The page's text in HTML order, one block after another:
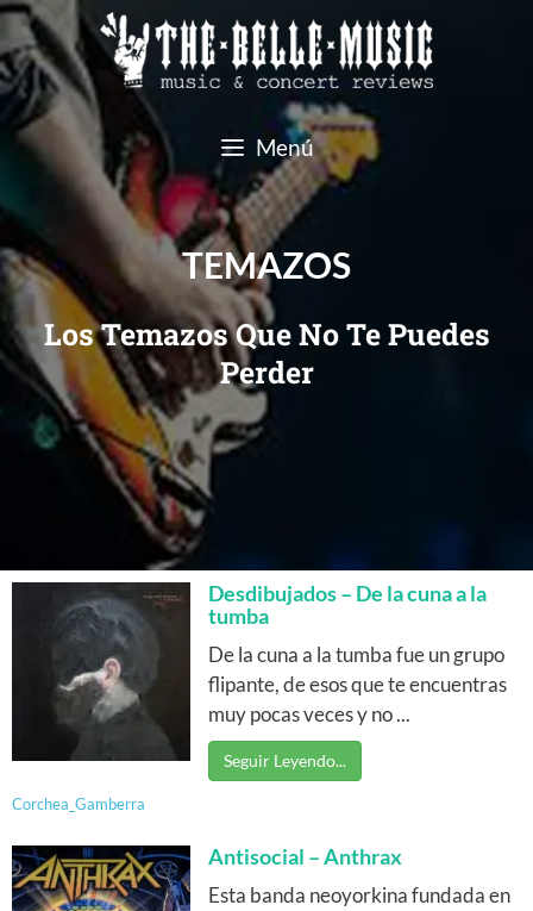
Menú
TEMAZOS
Los Temazos Que No Te Puedes
Perder
Desdibujados – De la cuna a la
tumba
De la cuna a la tumba fue un grupo
flipante, de esos que te encuentras
muy pocas veces y no ...
Seguir Leyendo...
Corchea_Gamberra
Antisocial – Anthrax
Esta banda neoyorkina fundada en